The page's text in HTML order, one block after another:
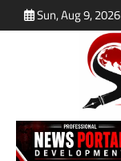
to
Sun, Aug 9, 2026